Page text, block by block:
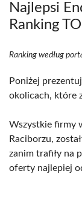
Najlepsi
Ranking
Ranking według
Poniżej
okolicach, które
Wszystkie firmy
Raciborzu,
zanim trafiły na
oferty najlepiej